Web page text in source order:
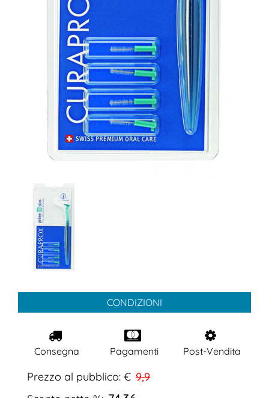
CONDIZIONI
Consegna Pagamenti Post-Vendita
Prezzo al pubblico: € 9,9